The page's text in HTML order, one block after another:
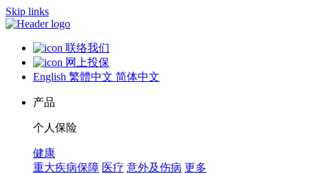
Skip links
联络我们
网上投保
English 繁體中文 简体中文
产品
个人保险
健康
重大疾病保障 医疗 意外及伤病 更多